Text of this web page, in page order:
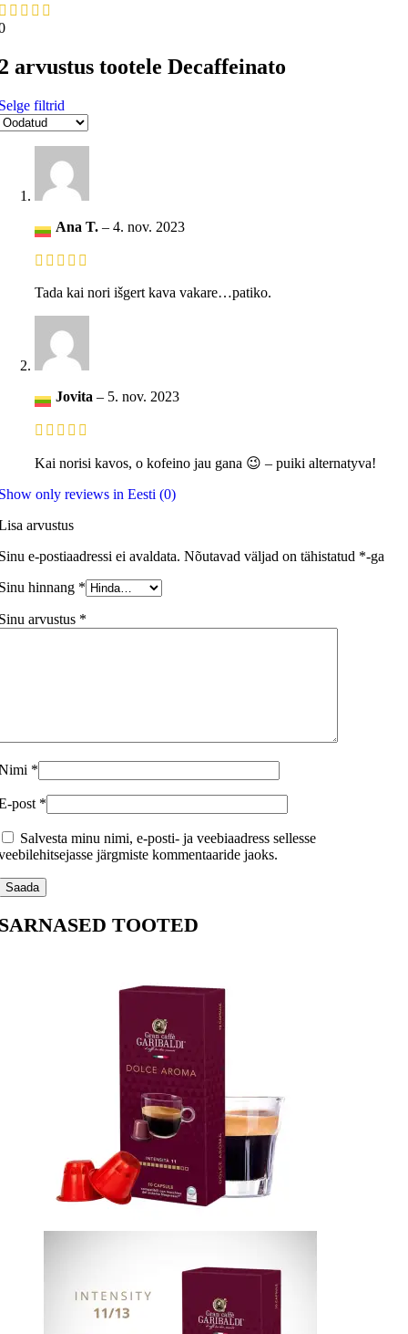
arvustus tootele Decaffeinato
filtrid
Ana T. – 4. nov. 2023
Tada kai nori išgert kava vakare…patiko.
Jovita – 5. nov. 2023
Kai norisi kavos, o kofeino jau gana 😉 – puiki alternatyva!
only reviews in Eesti (0)
arvustus
e-postiaadressi ei avaldata. Nõutavad väljad on tähistatud *-ga
hinnang *
arvustus *
*
post *
Salvesta minu nimi, e-posti- ja veebiaadress sellesse
järgmiste kommentaaride jaoks.
TOOTED